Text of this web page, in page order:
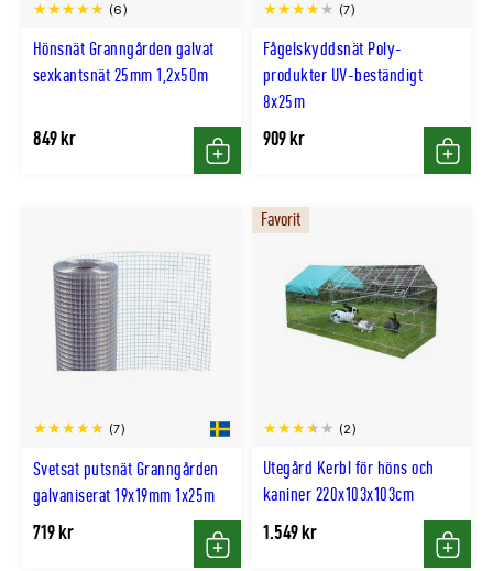
Hönsnät Granngården galvat
sexkantsnät 25mm 1,2x50m
(6)
849 kr
Köp
Fågelskyddsnät Poly-
produkter UV-beständigt
8x25m
(7)
909 kr
Köp
Svetsat putsnät Granngården
galvaniserat 19x19mm 1x25m
(7)
719 kr
Köp
Utegård Kerbl för höns och
kaniner 220x103x103cm
(2)
Favorit
1.549 kr
Köp